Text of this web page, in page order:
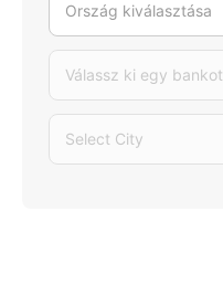
Ország kiválasztása
Válassz ki egy bankot
Select City